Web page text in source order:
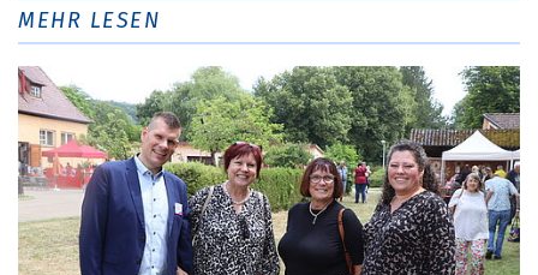
MEHR LESEN